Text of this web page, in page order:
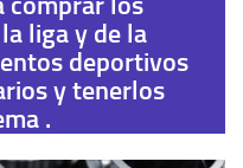
liga y de la
deportivos
y tenerlos
.